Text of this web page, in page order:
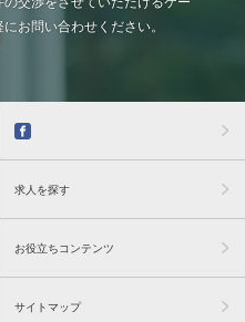
お問い合わせください。
求人を探す
お役立ちコンテンツ
サイトマップ